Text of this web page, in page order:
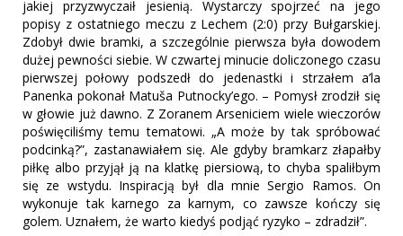
jakiej przyzwyczaił jesienią. Wystarczy spojrzeć na jego
popisy z ostatniego meczu z Lechem (2:0) przy Bułgarskiej.
Zdobył dwie bramki, a szczególnie pierwsza była dowodem
dużej pewności siebie. W czwartej minucie doliczonego czasu
pierwszej połowy podszedł do jedenastki i strzałem a’la
Panenka pokonał Matuša Putnocky’ego. – Pomysł zrodził się
w głowie już dawno. Z Zoranem Arseniciem wiele wieczorów
poświęciliśmy temu tematowi. „A może by tak spróbować
podcinką?”, zastanawiałem się. Ale gdyby bramkarz złapałby
piłkę albo przyjął ją na klatkę piersiową, to chyba spaliłbym
się ze wstydu. Inspiracją był dla mnie Sergio Ramos. On
wykonuje tak karnego za karnym, co zawsze kończy się
golem. Uznałem, że warto kiedyś podjąć ryzyko – zdradził”.